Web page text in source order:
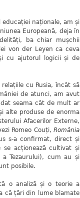
naționale, am și
Europeană, deja în
ba chiar mușchii
von der Leyen ca ceva
cu ajutorul logicii și de
cu Rusia, încât să
de atunci, am avut
seama cât de mult ar
alte produse de enorma
Afacerilor Externe,
Romeo Couți, România
s-a confirmat, direct și
acționează cultivat și
Tezaurului), cum au și
posibile.
o analiză și o teorie a
că țări din lume blamate